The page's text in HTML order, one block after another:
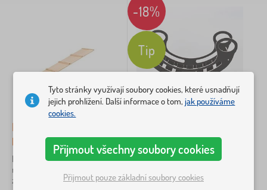
hnědá
přírodní
zelená
Montessori skluzavka -
přírodní
Dopřejte svým dětem
nekonečné hodiny zábavy a
zdravého pohybu s naší
-18%
Tip
černá
Podpořte přirozený pohyb a
s kvalitní montessori houpačkou
Tyto stránky využívají soubory cookies, které usnadňují
jejich prohlížení. Další informace o tom,jak používáme
cookies.
Přijmout všechny soubory cookies
Přijmout pouze základní soubory cookies